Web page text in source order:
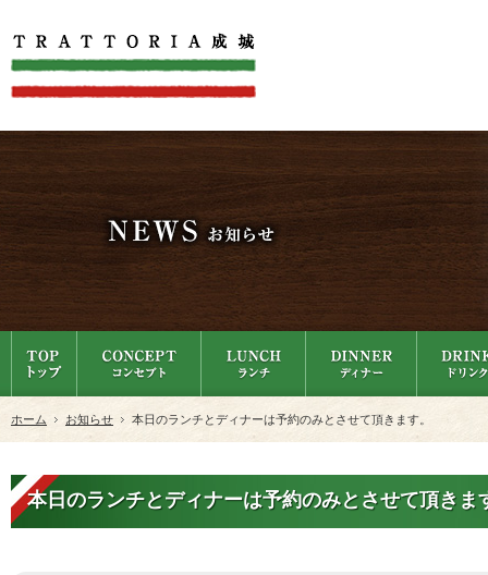
ホーム お知らせ 本日のランチとディナーは予約のみとさせて頂きます。
本日のランチとディナーは予約のみとさせて頂きま